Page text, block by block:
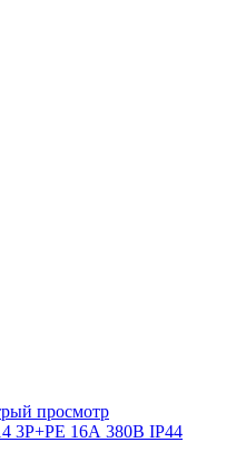
просмотр
3Р+РЕ 16А 380В IP44